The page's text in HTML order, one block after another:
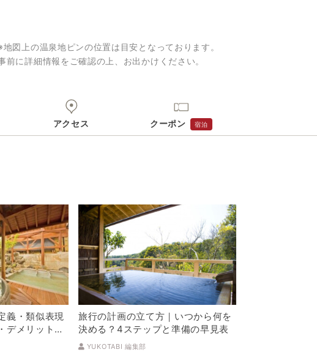
地図上の温泉地ピンの位置は目安となっております。
前に詳細情報をご確認の上、お出かけください。
アクセス クーポン 宿泊
義・類似表現
デメリットを
旅行の計画の立て方｜いつから何を
決める？4ステップと準備の早見表
YUKOTABI 編集部